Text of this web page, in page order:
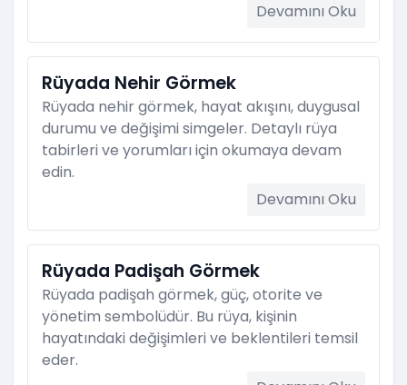
Devamını Oku
Rüyada Nehir Görmek
Rüyada nehir görmek, hayat akışını, duygusal
durumu ve değişimi simgeler. Detaylı rüya
tabirleri ve yorumları için okumaya devam
edin.
Devamını Oku
Rüyada Padişah Görmek
Rüyada padişah görmek, güç, otorite ve
yönetim sembolüdür. Bu rüya, kişinin
hayatındaki değişimleri ve beklentileri temsil
eder.